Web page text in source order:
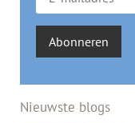
Abonneren
Nieuwste blogs